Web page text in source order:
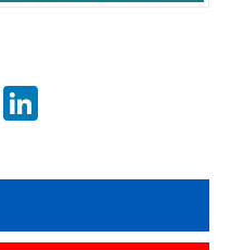
Threads